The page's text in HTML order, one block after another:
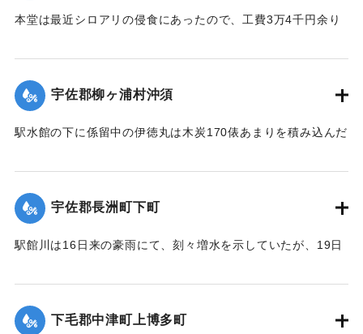
本堂は最近シロアリの侵食にあったので、工費3万4千円余り
が、19日午後その天井約2間四方が屋根とともに俄然崩落し
た。
【出典：大分新聞 大正12年6月21日 朝刊4面】
宇佐郡柳ヶ浦村沖須
駅水館の下に係留中の伊徳丸は木炭170俵あまりを積み込んだ
中の県水産課の豊洋丸に数十名の漁夫を載せて同夜12時より
流失船捜査のため同海面沖合に出動したが、暗夜のため捜査
困難なりしも判明せる分は、流失5隻のうち3隻は長洲町西濱
【出典：大分新聞 大正12年6月21日 朝刊4面、22日 朝刊4
宇佐郡長洲町下町
駅館川は16日来の豪雨にて、刻々増水を示していたが、19日
の増水は1丈を示し、同海岸に係留している帆船、ならびに漁
船は激流のため押し流され、海岸は深夜多数の漁夫が出動
し、一大混雑を呈した。
下毛郡中津町上博多町